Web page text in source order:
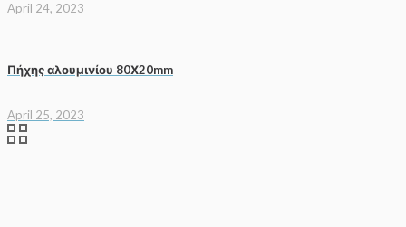
April 24, 2023
Πήχης αλουμινίου 80Χ20mm
April 25, 2023